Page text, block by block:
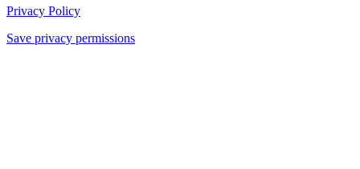
Privacy Policy
Save privacy permissions